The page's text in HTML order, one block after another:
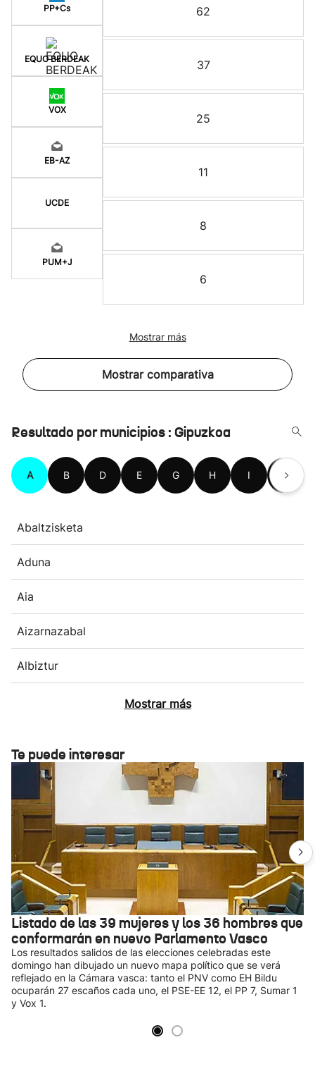
PP+Cs
EQUO BERDEAK
VOX
EB-AZ
UCDE
PUM+J
62
37
25
11
8
6
Mostrar más
Mostrar comparativa
Resultado por municipios : Gipuzkoa
A B D E G H I L
Abaltzisketa
Aduna
Aia
Aizarnazabal
Albiztur
Mostrar más
Te puede interesar
Listado de las 39 mujeres y los 36 hombres que
conformarán en nuevo Parlamento Vasco
Los resultados salidos de las elecciones celebradas este
domingo han dibujado un nuevo mapa político que se verá
reflejado en la Cámara vasca: tanto el PNV como EH Bildu
ocuparán 27 escaños cada uno, el PSE-EE 12, el PP 7, Sumar 1
y Vox 1.